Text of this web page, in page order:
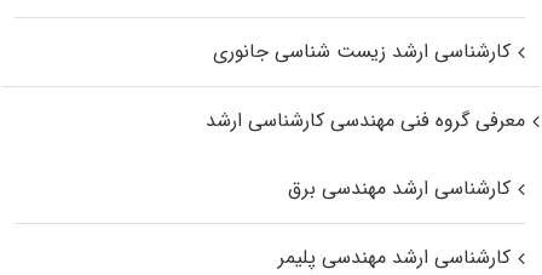
کارشناسی ارشد زیست‌ شناسی جانوری
معرفی گروه فنی مهندسی کارشناسی ارشد
کارشناسی ارشد مهندسی برق
کارشناسی ارشد مهندسی پلیمر